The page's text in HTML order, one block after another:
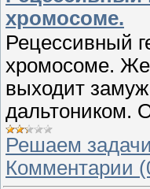
хромосоме.
Рецессивный
хромосоме.
выходит
дальтоником.
Решаем
Комментарии